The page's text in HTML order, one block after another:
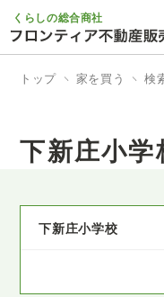
くらしの総合商社
トップ 家を買う 検
下新庄小
下新庄小学校